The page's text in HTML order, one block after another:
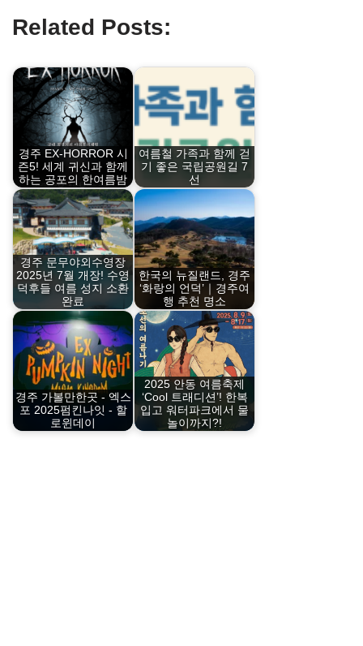
Related Posts:
경주 EX-HORROR 시
즌5! 세계 귀신과 함께
하는 공포의 한여름밤
여름철 가족과 함께 걷
기 좋은 국립공원길 7
선
경주 문무야외수영장
2025년 7월 개장! 수영
덕후들 여름 성지 소환
완료
한국의 뉴질랜드, 경주
‘화랑의 언덕’｜경주여
행 추천 명소
경주 가볼만한곳 - 엑스
포 2025펌킨나잇 - 할
로윈데이
2025 안동 여름축제
‘Cool 트래디션’! 한복
입고 워터파크에서 물
놀이까지?!